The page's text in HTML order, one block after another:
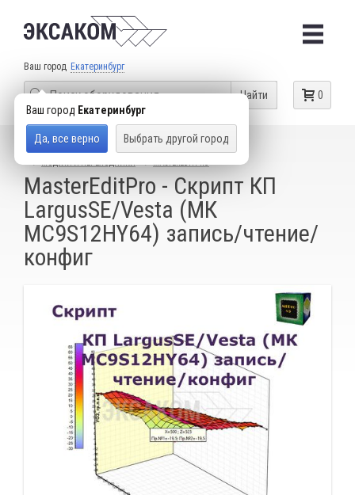
Ваш город Екатеринбург
Ваш город Екатеринбург
Да, все верно Выбрать другой город
0
Найти
КАТАЛОГ ТОВАРОВ
ОБОРУДОВАНИЕ ДЛЯ ЧИП-ТЮНИНГА
MasterEditPro - Скрипт КП
LargusSE/Vesta (МК
MC9S12HY64) запись/чтение/
конфиг